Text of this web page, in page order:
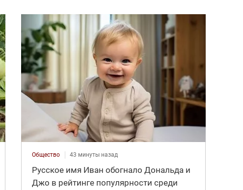
Общество 43 минуты назад
Русское имя Иван обогнало Дональда и
Джо в рейтинге популярности среди